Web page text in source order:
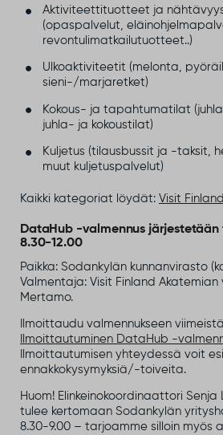
Aktiviteettituotteet ja
(opaspalvelut,
revontulimatkailutuotteet..)
Ulkoaktiviteetit (melonta,
sieni-/marjaretket)
Kokous- ja tapahtumatilat
juhla- ja kokoustilat)
Kuljetus (tilausbussit ja -taksit,
muut kuljetuspalvelut)
Kaikki kategoriat löydät: Visit
DataHub -valmennus järjestetään
8.30-12.00
Paikka: Sodankylän kunnanvirasto
Valmentaja: Visit Finland
Mertamo.
Ilmoittaudu valmennukseen
Ilmoittautuminen DataHub -
Ilmoittautumisen yhteydessä voit
ennakkokysymyksiä/-toiveita.
Huom! Elinkeinokoordinaattori Senja
tulee kertomaan Sodankylän
8.30-9.00 – tarjoamme silloin myös